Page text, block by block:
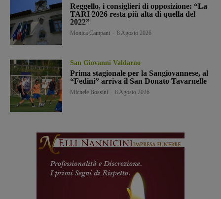
Reggello, i consiglieri di opposizione: “La
TARI 2026 resta più alta di quella del
2022”
Monica Campani 8 Agosto 2026
San Giovanni Valdarno
Prima stagionale per la Sangiovannese, al
“Fedini” arriva il San Donato Tavarnelle
Michele Bossini 8 Agosto 2026